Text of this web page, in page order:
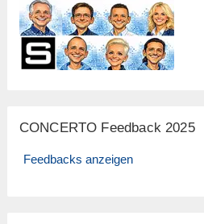
CONCERTO Feedback 2025
Feedbacks anzeigen